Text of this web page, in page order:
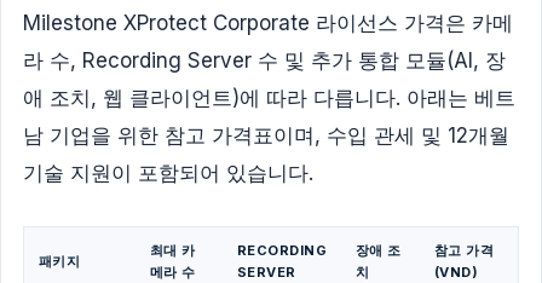
Milestone XProtect Corporate 라이선스 가격은 카메
라 수, Recording Server 수 및 추가 통합 모듈(AI, 장
애 조치, 웹 클라이언트)에 따라 다릅니다. 아래는 베트
남 기업을 위한 참고 가격표이며, 수입 관세 및 12개월
기술 지원이 포함되어 있습니다.
패키지
최대 카
메라 수
RECORDING
SERVER
장애 조
치
참고 가격
(VND)